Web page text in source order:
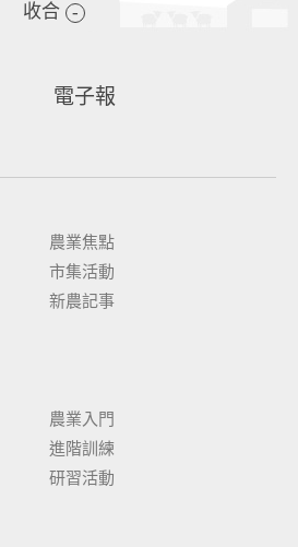
收合 -
電子報
農業焦點
市集活動
新農記事
農業入門
進階訓練
研習活動